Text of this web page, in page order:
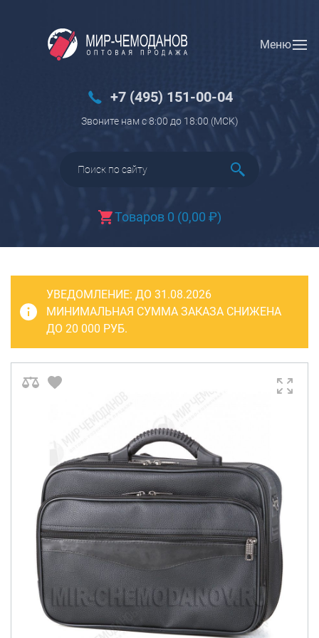
Меню
+7 (495) 151-00-04
Звоните нам с 8:00 до 18:00 (МCK)
Товаров 0 (0,00 ₽)
Вход Регистрация
Багаж
Чемоданы
Чемоданы детские
Пилоты на колесах
Рюкзаки детские для детских
Бьюти-кейсы
САКВОЯЖИ
РАСПРОДАЖА
Сумки деловые
Сумки поясные
Сумки пляжные
Сумки для ноутбуков
Сумки-тележки хозяйственные
Сумки-рюкзаки на колёсах
Сумки детские
Рюкзаки
УВЕДОМЛЕНИЕ: ДО 31.08.2026
МИНИМАЛЬНАЯ СУММА ЗАКАЗА СНИЖЕНА
ДО 20 000 РУБ.